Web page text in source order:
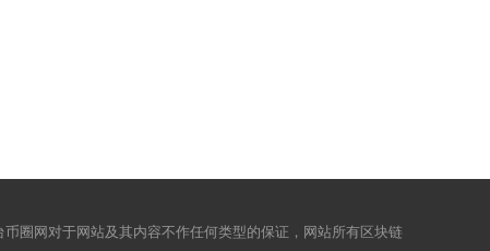
圈网对于网站及其内容不作任何类型的保证，网站所有区块链